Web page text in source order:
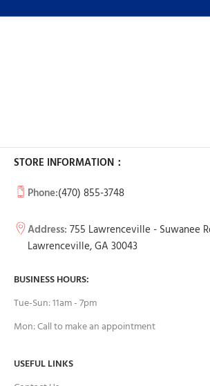
STORE INFORMATION：
Phone:(470) 855-3748
Address: 755 Lawrenceville - Suwanee
Lawrenceville, GA 30043
BUSINESS HOURS:
Tue-Sun: 11am - 7pm
Mon: Call to make an appointment
USEFUL LINKS